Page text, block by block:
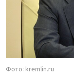
Фото: kremlin.ru